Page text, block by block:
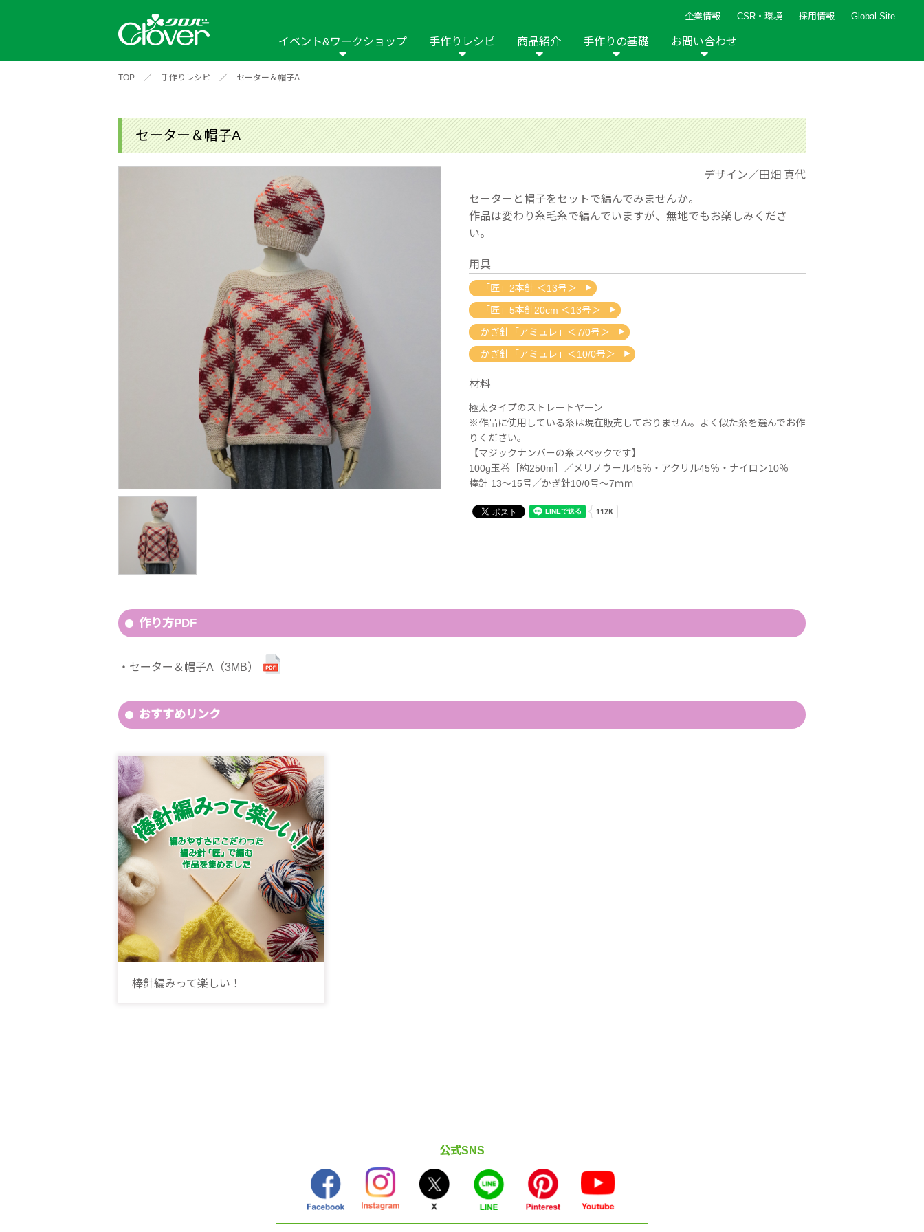
企業情報 CSR・環境 採用情報 Global Site
イベント&ワークショップ
ワークショップ
2024年
2019年
手作りレシピ
アイテムから探す ソーイング パッチワーク・キルト
布の手芸
羊毛の手芸 刺しゅう
編み物
その他
人気レシピ
商品紹介
新商品一覧 縫い針 ソーイング用品 はさみ ソーメニュ パッチワーク・キルト 手芸用品 編み針
編み物用品 インテリア 補修用品 ホビー材料・キット 作品本 おなまえつけグッズ ペーパークラフト
クロバーモチーフ ポルトボヌール
手作りの基礎
ソーイングナビ
お問い合わせ
TOP ／ 手作りレシピ ／ セーター＆帽子A
セーター＆帽子A
デザイン／田畑 真代
セーターと帽子をセットで編んでみませんか。
作品は変わり糸毛糸で編んでいますが、無地でもお楽しみくださ
い。
用具
「匠」2本針 ＜13号＞
「匠」5本針20cm ＜13号＞
かぎ針「アミュレ」＜7/0号＞
かぎ針「アミュレ」＜10/0号＞
材料
極太タイプのストレートヤーン
※作品に使用している糸は現在販売しておりません。よく似た糸を選んでお作
りください。
【マジックナンバーの糸スペックです】
100g玉巻［約250m］／メリノウール45％・アクリル45％・ナイロン10％
棒針 13～15号／かぎ針10/0号～7ｍｍ
作り方PDF
セーター＆帽子A（3MB）
おすすめリンク
棒針編みって楽しい！
公式SNS